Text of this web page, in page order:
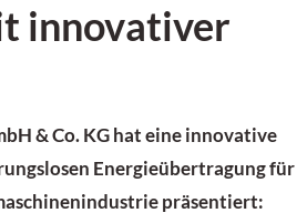
innovativer
& Co. KG hat eine innovative
Energieübertragung für
präsentiert: